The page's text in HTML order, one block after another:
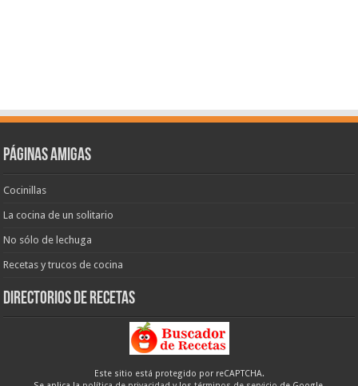
Páginas amigas
Cocinillas
La cocina de un solitario
No sólo de lechuga
Recetas y trucos de cocina
Directorios de recetas
Este sitio está protegido por reCAPTCHA.